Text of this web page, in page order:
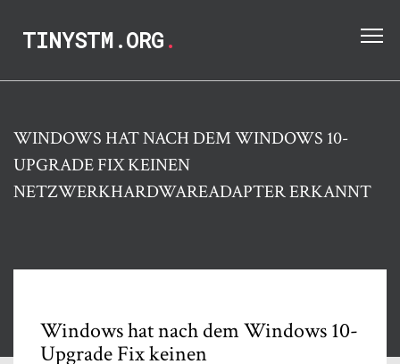
TINYSTM.ORG.
WINDOWS HAT NACH DEM WINDOWS 10-
UPGRADE FIX KEINEN
NETZWERKHARDWAREADAPTER ERKANNT
Windows hat nach dem Windows 10-
Upgrade Fix keinen